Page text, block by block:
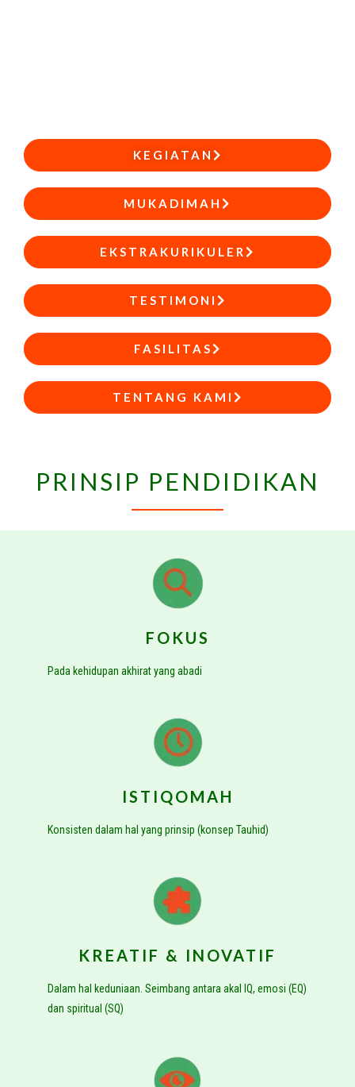
KEGIATAN
MUKADIMAH
EKSTRAKURIKULER
TESTIMONI
FASILITAS
TENTANG KAMI
PRINSIP PENDIDIKAN
FOKUS
Pada kehidupan akhirat yang abadi
ISTIQOMAH
Konsisten dalam hal yang prinsip (konsep Tauhid)
KREATIF & INOVATIF
Dalam hal keduniaan. Seimbang antara akal IQ, emosi (EQ)
dan spiritual (SQ)